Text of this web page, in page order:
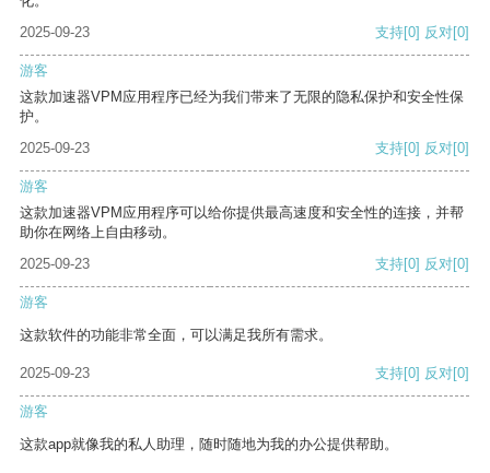
2025-09-23
支持[0] 反对[0]
游客
这款加速器VPM应用程序已经为我们带来了无限的隐私保护和安全性保
护。
2025-09-23
支持[0] 反对[0]
游客
这款加速器VPM应用程序可以给你提供最高速度和安全性的连接，并帮
助你在网络上自由移动。
2025-09-23
支持[0] 反对[0]
游客
这款软件的功能非常全面，可以满足我所有需求。
2025-09-23 支持[0] 反对[0]
游客
这款app就像我的私人助理，随时随地为我的办公提供帮助。